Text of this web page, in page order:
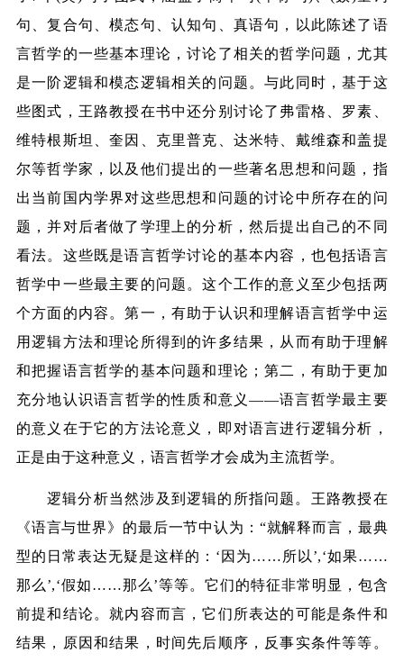
句、复合句、模态句、认知句、真语句，以此陈述了语
言哲学的一些基本理论，讨论了相关的哲学问题，尤其
是一阶逻辑和模态逻辑相关的问题。与此同时，基于这
些图式，王路教授在书中还分别讨论了弗雷格、罗素、
维特根斯坦、奎因、克里普克、达米特、戴维森和盖提
尔等哲学家，以及他们提出的一些著名思想和问题，指
出当前国内学界对这些思想和问题的讨论中所存在的问
题，并对后者做了学理上的分析，然后提出自己的不同
看法。这些既是语言哲学讨论的基本内容，也包括语言
哲学中一些最主要的问题。这个工作的意义至少包括两
个方面的内容。第一，有助于认识和理解语言哲学中运
用逻辑方法和理论所得到的许多结果，从而有助于理解
和把握语言哲学的基本问题和理论；第二，有助于更加
充分地认识语言哲学的性质和意义——语言哲学最主要
的意义在于它的方法论意义，即对语言进行逻辑分析，
正是由于这种意义，语言哲学才会成为主流哲学。
逻辑分析当然涉及到逻辑的所指问题。王路教授在
《语言与世界》的最后一节中认为：“就解释而言，最典
型的日常表达无疑是这样的：‘因为……所以’,‘如果……
那么’,‘假如……那么’等等。它们的特征非常明显，包含
前提和结论。就内容而言，它们所表达的可能是条件和
结果，原因和结果，时间先后顺序，反事实条件等等。